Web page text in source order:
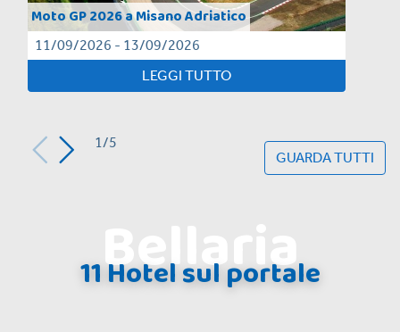
Moto GP 2026 a Misano Adriatico
11/09/2026 - 13/09/2026
LEGGI TUTTO
1/5
GUARDA TUTTI
Bellaria
11 Hotel sul portale